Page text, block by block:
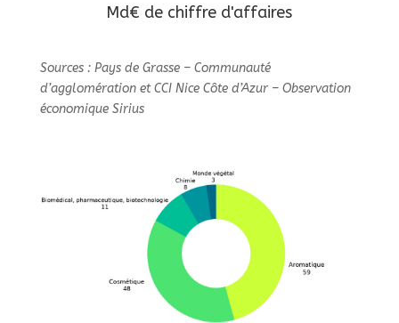
Md€ de chiffre d'affaires
Sources : Pays de Grasse – Communauté
d’agglomération et CCI Nice Côte d’Azur – Observation
économique Sirius